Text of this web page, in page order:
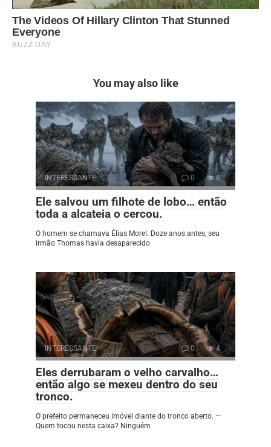
You may also like
INTERESSANTE 0 8
Ele salvou um filhote de lobo… então
toda a alcateia o cercou.
O homem se chamava Élias Morel. Doze anos antes, seu
irmão Thomas havia desaparecido
INTERESSANTE 0 4
Eles derrubaram o velho carvalho…
então algo se mexeu dentro do seu
tronco.
O prefeito permaneceu imóvel diante do tronco aberto. —
Quem tocou nesta caixa? Ninguém